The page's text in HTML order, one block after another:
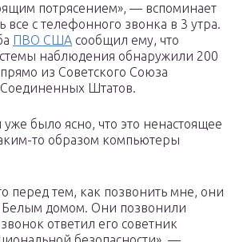
потрясением», — вспоминает
все с телефонного звонка в 3 утра.
ПВО США сообщил ему, что
наблюдения обнаружили 200
из Советского Союза
Штатов.
было ясно, что это ненастоящее
то образом компьютеры
перед тем, как позвонить мне, они
Белым домом. Они позвонили
ответил его советник